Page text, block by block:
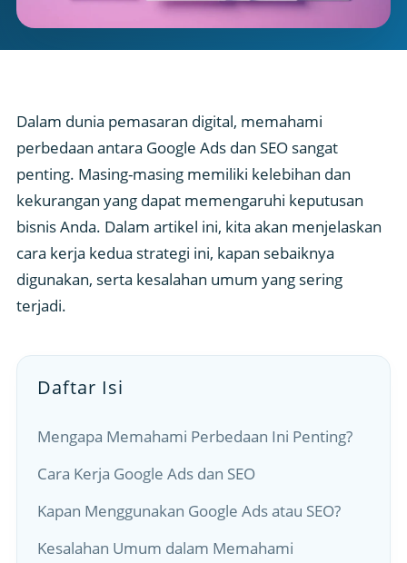
Dalam dunia pemasaran digital, memahami
perbedaan antara Google Ads dan SEO sangat
penting. Masing-masing memiliki kelebihan dan
kekurangan yang dapat memengaruhi keputusan
bisnis Anda. Dalam artikel ini, kita akan menjelaskan
cara kerja kedua strategi ini, kapan sebaiknya
digunakan, serta kesalahan umum yang sering
terjadi.
Daftar Isi
Mengapa Memahami Perbedaan Ini Penting?
Cara Kerja Google Ads dan SEO
Kapan Menggunakan Google Ads atau SEO?
Kesalahan Umum dalam Memahami